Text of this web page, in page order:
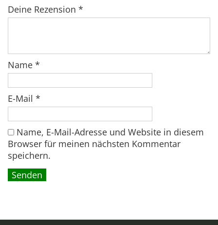
r
5
0
€
9
€
u
r
i
t
E
i
b
a
u
M
e
Deine Rezension *
Name *
E-Mail *
Name, E-Mail-Adresse und Website in diesem
Browser für meinen nächsten Kommentar
speichern.